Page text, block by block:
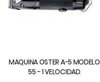
MAQUINA OSTER A-5 MODELO
55 - 1 VELOCIDAD